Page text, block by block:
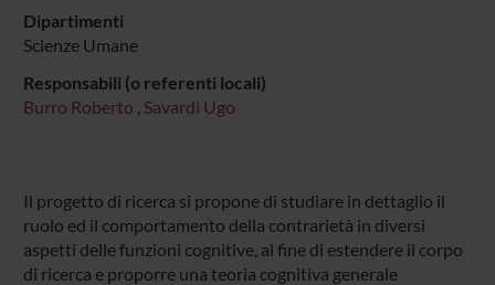
Dipartimenti
Scienze Umane
Responsabili (o referenti locali)
Burro Roberto , Savardi Ugo
Il progetto di ricerca si propone di studiare in dettaglio il
ruolo ed il comportamento della contrarietà in diversi
aspetti delle funzioni cognitive, al fine di estendere il corpo
di ricerca e proporre una teoria cognitiva generale